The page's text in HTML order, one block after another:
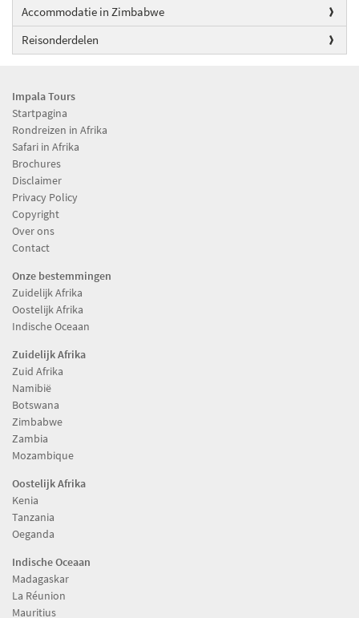
Accommodatie in Zimbabwe
Reisonderdelen
Impala Tours
Startpagina
Rondreizen in Afrika
Safari in Afrika
Brochures
Disclaimer
Privacy Policy
Copyright
Over ons
Contact
Onze bestemmingen
Zuidelijk Afrika
Oostelijk Afrika
Indische Oceaan
Zuidelijk Afrika
Zuid Afrika
Namibië
Botswana
Zimbabwe
Zambia
Mozambique
Oostelijk Afrika
Kenia
Tanzania
Oeganda
Indische Oceaan
Madagaskar
La Réunion
Mauritius